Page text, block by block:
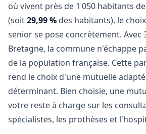
où vivent près de 1 050 habitants
(soit29,99 % des habitants), le
senior se pose concrètement. Avec
Bretagne, la commune n'échappe
de la population française. Cette
rend le choix d'une mutuelle
déterminant. Bien choisie, une
votre reste à charge sur les
spécialistes, les prothèses et